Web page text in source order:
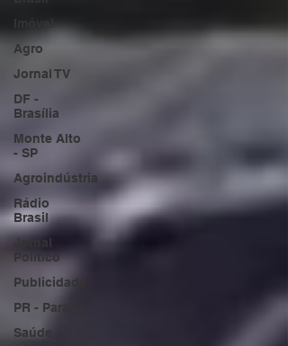
Imóvel
Agro
Jornal TV
DF -
Brasília
Monte Alto
- SP
Agroindústria
Rádio
Brasil
Jornal
Político
Publicidade
PR - Paraná
Saúde